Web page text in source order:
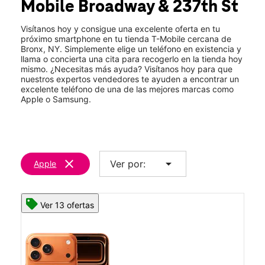
Mié.: 10:00 a.m. a 9:00 p.m.
193 W 237th St Bronx, NY 10463
Mobile Broadway & 237th St
Visítanos hoy y consigue una excelente oferta en tu
próximo smartphone en tu tienda T-Mobile cercana de
Bronx, NY. Simplemente elige un teléfono en existencia y
llama o concierta una cita para recogerlo en la tienda hoy
mismo. ¿Necesitas más ayuda? Visítanos hoy para que
nuestros expertos vendedores te ayuden a encontrar un
excelente teléfono de una de las mejores marcas como
Apple o Samsung.
Apple clear Ver por: arrow_drop_down
Ver 13 ofertas